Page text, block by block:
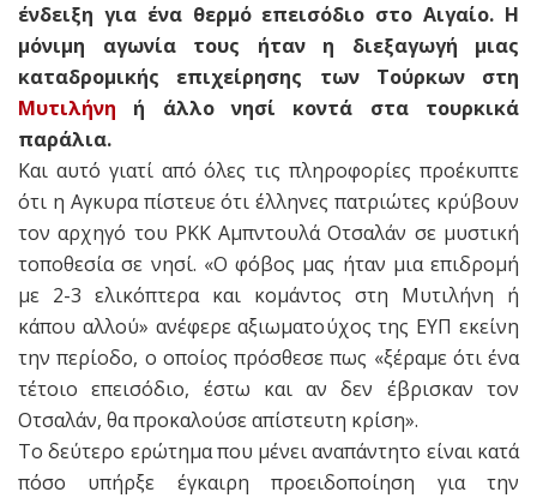
ένδειξη για ένα θερμό επεισόδιο στο Αιγαίο. H
μόνιμη αγωνία τους ήταν η διεξαγωγή μιας
καταδρομικής επιχείρησης των Τούρκων στη
Μυτιλήνη ή άλλο νησί κοντά στα τουρκικά
παράλια.
Και αυτό γιατί από όλες τις πληροφορίες προέκυπτε
ότι η Αγκυρα πίστευε ότι έλληνες πατριώτες κρύβουν
τον αρχηγό του PKK Αμπντουλά Οτσαλάν σε μυστική
τοποθεσία σε νησί. «Ο φόβος μας ήταν μια επιδρομή
με 2-3 ελικόπτερα και κομάντος στη Μυτιλήνη ή
κάπου αλλού» ανέφερε αξιωματούχος της ΕΥΠ εκείνη
την περίοδο, ο οποίος πρόσθεσε πως «ξέραμε ότι ένα
τέτοιο επεισόδιο, έστω και αν δεν έβρισκαν τον
Οτσαλάν, θα προκαλούσε απίστευτη κρίση».
Το δεύτερο ερώτημα που μένει αναπάντητο είναι κατά
πόσο υπήρξε έγκαιρη προειδοποίηση για την